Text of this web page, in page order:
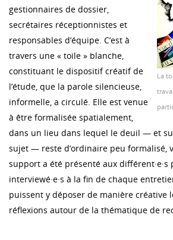
La
gestionnaires de dossier,
secrétaires réceptionnistes et
responsables d’équipe. C’est à
travers une « toile » blanche,
constituant le dispositif créatif de
l’étude, que la parole silencieuse,
informelle, a circulé. Elle est venue
à être formalisée spatialement,
dans un lieu dans lequel le deuil — et
sujet — reste d’ordinaire peu formalisé,
support a été présenté aux différent·e·s
interviewé·e·s à la fin de chaque
puissent y déposer de manière créative
réflexions autour de la thématique de